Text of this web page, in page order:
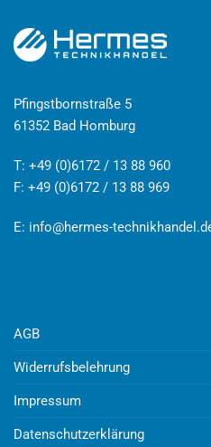
Pfingstbornstraße 5
61352 Bad Homburg
T: +49 (0)6172 / 13 88 960
F: +49 (0)6172 / 13 88 969
E: info@hermes-
AGB
Widerrufsbelehrung
Impressum
Datenschutzerklärung